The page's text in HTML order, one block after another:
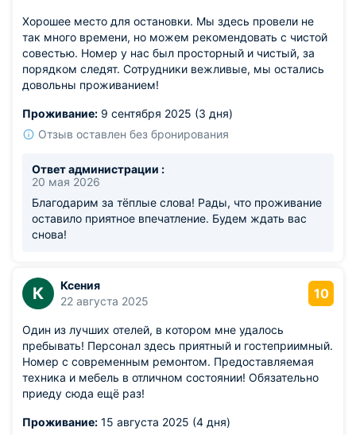
Хорошее место для остановки. Мы здесь провели не
так много времени, но можем рекомендовать с чистой
совестью. Номер у нас был просторный и чистый, за
порядком следят. Сотрудники вежливые, мы остались
довольны проживанием!
Проживание: 9 сентября 2025 (3 дня)
Отзыв оставлен без бронирования
Ответ администрации :
20 мая 2026
Благодарим за тёплые слова! Рады, что проживание
оставило приятное впечатление. Будем ждать вас
снова!
К
Ксения
22 августа 2025
10
Один из лучших отелей, в котором мне удалось
пребывать! Персонал здесь приятный и гостеприимный.
Номер с современным ремонтом. Предоставляемая
техника и мебель в отличном состоянии! Обязательно
приеду сюда ещё раз!
Проживание: 15 августа 2025 (4 дня)